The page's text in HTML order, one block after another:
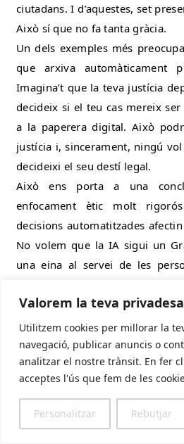
Valorem la teva privadesa
Utilitzem cookies per millorar la
navegació, publicar anuncis o
analitzar el nostre trànsit. En fer
acceptes l'ús que fem de les
Personalitzar Rebutjar
ciutadans. I d’aquestes, set
Això sí que no fa tanta gràcia.
Un dels exemples més
que arxiva automàticament
Imagina’t que la teva justícia
decideix si el teu cas mereix
a la paperera digital. Això
justícia i, sincerament, ningú
decideixi el seu destí legal.
Això ens porta a una
enfocament ètic molt
decisions automatitzades
No volem que la IA sigui un
una eina al servei de les
no a l’inrevés. Perquè, al
humana, no algorítmica.